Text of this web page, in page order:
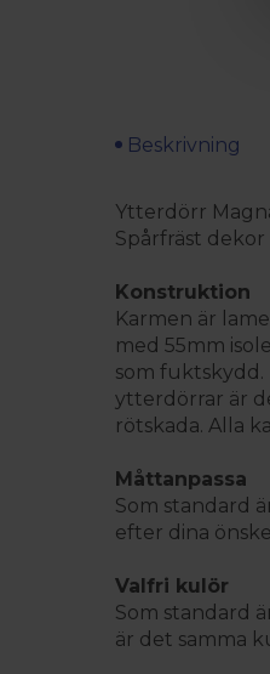
Beskrivning
Ytterdörr
Spårfräst
Konstruktion
Karmen är
med 55mm
som fuktskydd.
ytterdörrar är
rötskada. Alla
Måttanpassa
Som standard
efter dina
Valfri kulör
Som standard
är det samma